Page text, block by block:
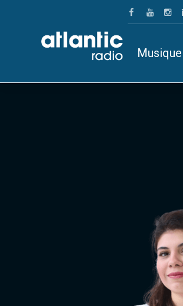
Musique